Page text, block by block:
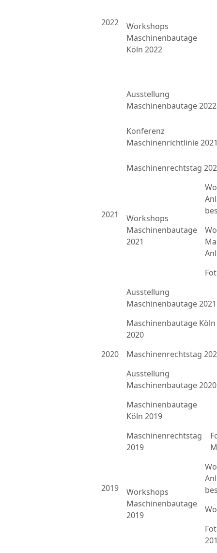
2022
Workshops
Maschinenbautage
Köln 2022
Ausstellung
Maschinenbautage 2022
2021
Konferenz
Maschinenrichtlinie
Maschinenrechtstag
Workshops
Maschinenbautage
2021
Ausstellung
Maschinenbautage 2021
2020
Maschinenbautage Köln
2020
Maschinenrechtstag
Ausstellung
Maschinenbautage 2020
2019
Maschinenbautage
Köln 2019
Maschinenrechtstag
2019
Workshops
Maschinenbautage
2019